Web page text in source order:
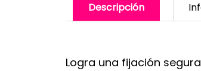
Descripción
Logra una fijación